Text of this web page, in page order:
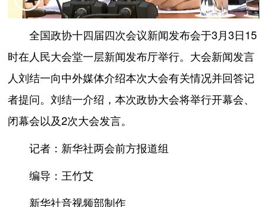
全国政协十四届四次会议新闻发布会于3月3日15
时在人民大会堂一层新闻发布厅举行。大会新闻发言
人刘结一向中外媒体介绍本次大会有关情况并回答记
者提问。刘结一介绍，本次政协大会将举行开幕会、
闭幕会以及2次大会发言。
记者：新华社两会前方报道组
编导：王竹艾
新华社音视频部制作